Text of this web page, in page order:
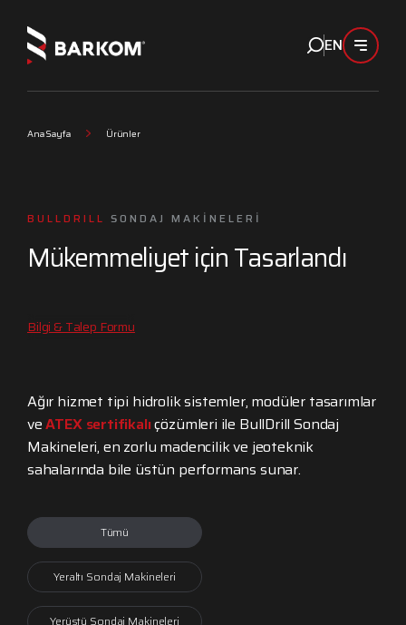
EN
BULLDRILL SONDAJ MAKİNELERİ
Mükemmeliyet için Tasarlandı
Bilgi & Talep Formu
Ağır hizmet tipi hidrolik sistemler, modüler tasarımlar
veATEX sertifikalıçözümleri ile BullDrill Sondaj
Makineleri, en zorlu madencilik ve jeoteknik
sahalarında bile üstün performans sunar.
Tümü
Yeraltı Sondaj Makineleri
Yerüstü Sondaj Makineleri